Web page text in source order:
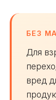
БЕЗ
Для
вред